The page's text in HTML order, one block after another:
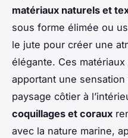
matériaux naturels et
sous forme élimée ou
le jute pour créer une
élégante. Ces
apportant une
paysage côtier à
coquillages et coraux
avec la nature marine,